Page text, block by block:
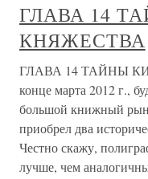
ГЛАВА 14
КНЯЖЕСТВА
ГЛАВА 14 ТАЙНЫ
конце марта 2012 г.,
большой книжный
приобрел два
Честно скажу,
лучше, чем